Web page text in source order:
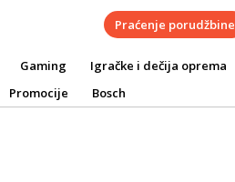
Praćenje porudžbine
Gaming Igračke i dečija oprema
Promocije Bosch